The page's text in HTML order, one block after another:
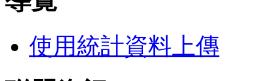
使用統計資料上傳